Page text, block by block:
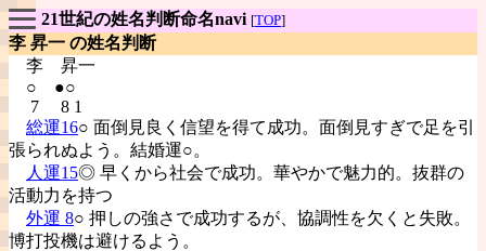
21世紀の姓名判断命名navi [TOP]
李 昇一 の姓名判断
李 昇一
○ ●○
7 8 1
総運16○ 面倒見良く信望を得て成功。面倒見すぎで足を引
張られぬよう。結婚運○。
人運15◎ 早くから社会で成功。華やかで魅力的。抜群の
活動力を持つ
外運 8○ 押しの強さで成功するが、協調性を欠くと失敗。
博打投機は避けるよう。